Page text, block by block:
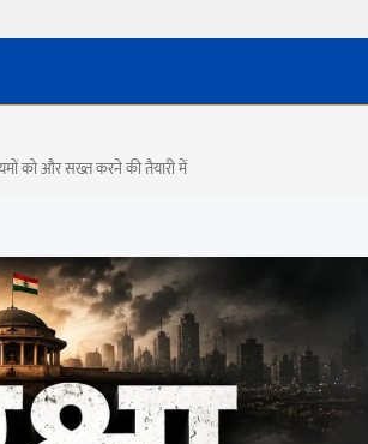
को और सख्त करने की तैयारी में